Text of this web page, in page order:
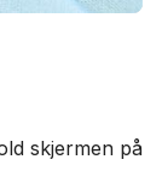
på
skjermen på